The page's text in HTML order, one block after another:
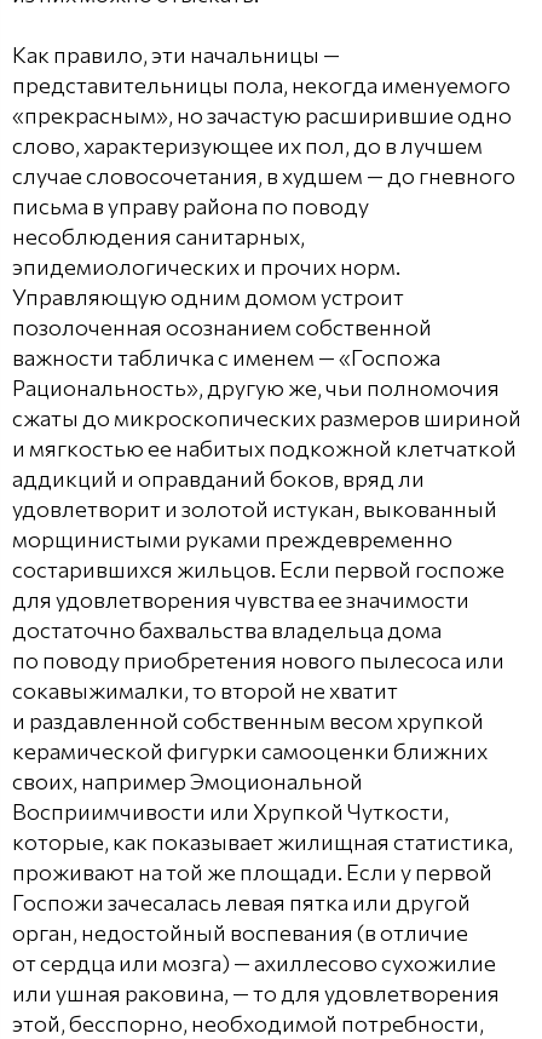
Как правило, эти начальницы —
представительницы пола, некогда именуемого
«прекрасным», но зачастую расширившие одно
слово, характеризующее их пол, до в лучшем
случае словосочетания, в худшем — до гневного
письма в управу района по поводу
несоблюдения санитарных,
эпидемиологических и прочих норм.
Управляющую одним домом устроит
позолоченная осознанием собственной
важности табличка с именем — «Госпожа
Рациональность», другую же, чьи полномочия
сжаты до микроскопических размеров шириной
и мягкостью ее набитых подкожной клетчаткой
аддикций и оправданий боков, вряд ли
удовлетворит и золотой истукан, выкованный
морщинистыми руками преждевременно
состарившихся жильцов. Если первой госпоже
для удовлетворения чувства ее значимости
достаточно бахвальства владельца дома
по поводу приобретения нового пылесоса или
сокавыжималки, то второй не хватит
и раздавленной собственным весом хрупкой
керамической фигурки самооценки ближних
своих, например Эмоциональной
Восприимчивости или Хрупкой Чуткости,
которые, как показывает жилищная статистика,
проживают на той же площади. Если у первой
Госпожи зачесалась левая пятка или другой
орган, недостойный воспевания (в отличие
от сердца или мозга) — ахиллесово сухожилие
или ушная раковина, — то для удовлетворения
этой, бесспорно, необходимой потребности,